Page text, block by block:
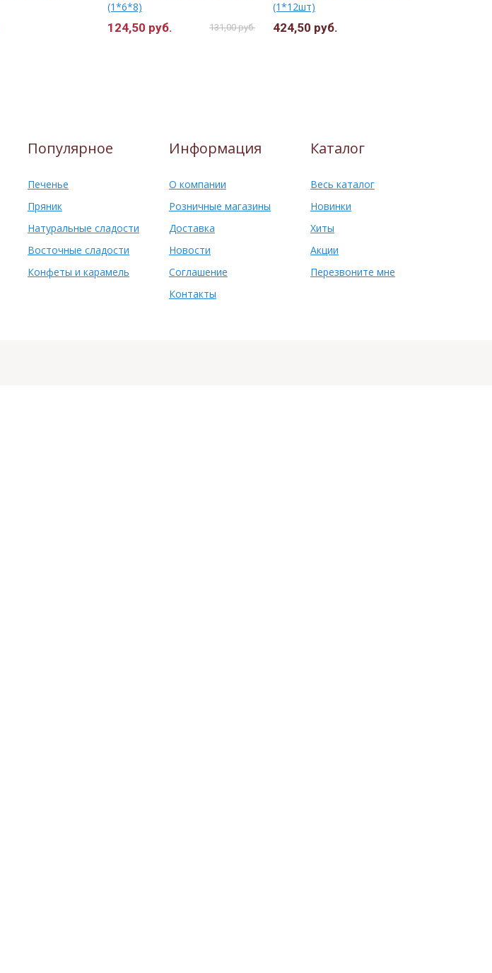
(1*6*8)
124,50 руб. 131,00 руб.
(1*12шт)
424,50 руб.
Популярное
Печенье
Пряник
Натуральные сладости
Восточные сладости
Конфеты и карамель
Информация
О компании
Розничные магазины
Доставка
Новости
Соглашение
Контакты
Каталог
Весь каталог
Новинки
Хиты
Акции
Перезвоните мне